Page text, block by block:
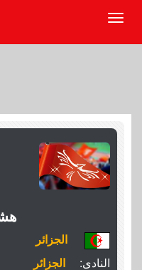
الجزائر
النادى:
الجزائر